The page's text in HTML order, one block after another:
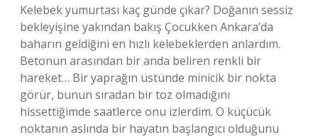
Kelebek yumurtası kaç günde çıkar? Doğanın sessiz
bekleyişine yakından bakış Çocukken Ankara’da
baharın geldiğini en hızlı kelebeklerden anlardım.
Betonun arasından bir anda beliren renkli bir
hareket… Bir yaprağın üstünde minicik bir nokta
görür, bunun sıradan bir toz olmadığını
hissettiğimde saatlerce onu izlerdim. O küçücük
noktanın aslında bir hayatın başlangıcı olduğunu